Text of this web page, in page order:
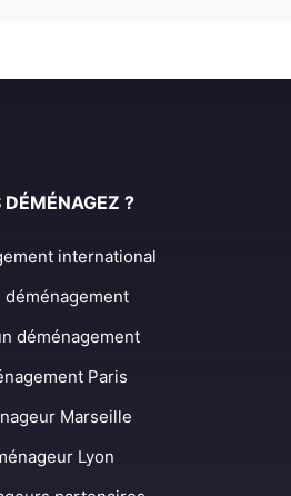
DÉMÉNAGEZ ?
international
déménagement
déménagement
Paris
Marseille
Lyon